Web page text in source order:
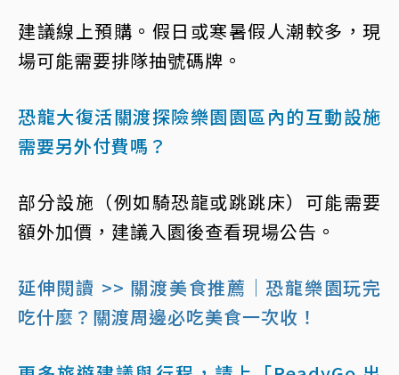
建議線上預購。假日或寒暑假人潮較多，現
場可能需要排隊抽號碼牌。
恐龍大復活關渡探險樂園園區內的互動設施
需要另外付費嗎？
部分設施（例如騎恐龍或跳跳床）可能需要
額外加價，建議入園後查看現場公告。
延伸閱讀 >> 關渡美食推薦｜恐龍樂園玩完
吃什麼？關渡周邊必吃美食一次收！